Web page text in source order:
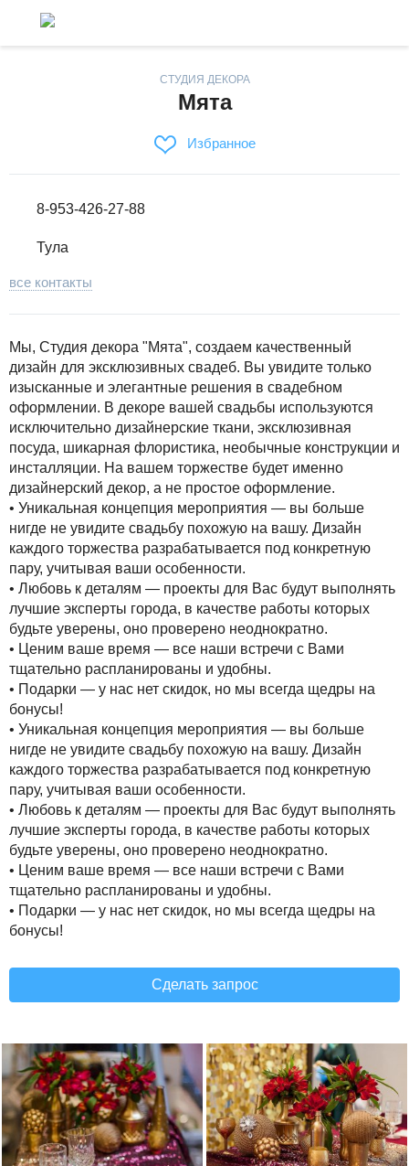
СТУДИЯ ДЕКОРА
Мята
Избранное
8-953-426-27-88
Тула
все контакты
Мы, Студия декора "Мята", создаем качественный
дизайн для эксклюзивных свадеб. Вы увидите только
изысканные и элегантные решения в свадебном
оформлении. В декоре вашей свадьбы используются
исключительно дизайнерские ткани, эксклюзивная
посуда, шикарная флористика, необычные конструкции и
инсталляции. На вашем торжестве будет именно
дизайнерский декор, а не простое оформление.
• Уникальная концепция мероприятия — вы больше
нигде не увидите свадьбу похожую на вашу. Дизайн
каждого торжества разрабатывается под конкретную
пару, учитывая ваши особенности.
• Любовь к деталям — проекты для Вас будут выполнять
лучшие эксперты города, в качестве работы которых
будьте уверены, оно проверено неоднократно.
• Ценим ваше время — все наши встречи с Вами
тщательно распланированы и удобны.
• Подарки — у нас нет скидок, но мы всегда щедры на
бонусы!
• Уникальная концепция мероприятия — вы больше
нигде не увидите свадьбу похожую на вашу. Дизайн
каждого торжества разрабатывается под конкретную
пару, учитывая ваши особенности.
• Любовь к деталям — проекты для Вас будут выполнять
лучшие эксперты города, в качестве работы которых
будьте уверены, оно проверено неоднократно.
• Ценим ваше время — все наши встречи с Вами
тщательно распланированы и удобны.
• Подарки — у нас нет скидок, но мы всегда щедры на
бонусы!
Сделать запрос